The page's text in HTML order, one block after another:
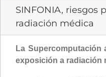
SINFONIA, riesgos
radiación médica
La Supercomputación
exposición a radiación